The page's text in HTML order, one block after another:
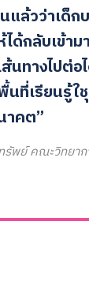
แล้วว่าเด็
ได้กลับเข้า
ส้นทางไปต่
นที่เรียนรู้
าคต”
รัพย์ คณะวิทยา